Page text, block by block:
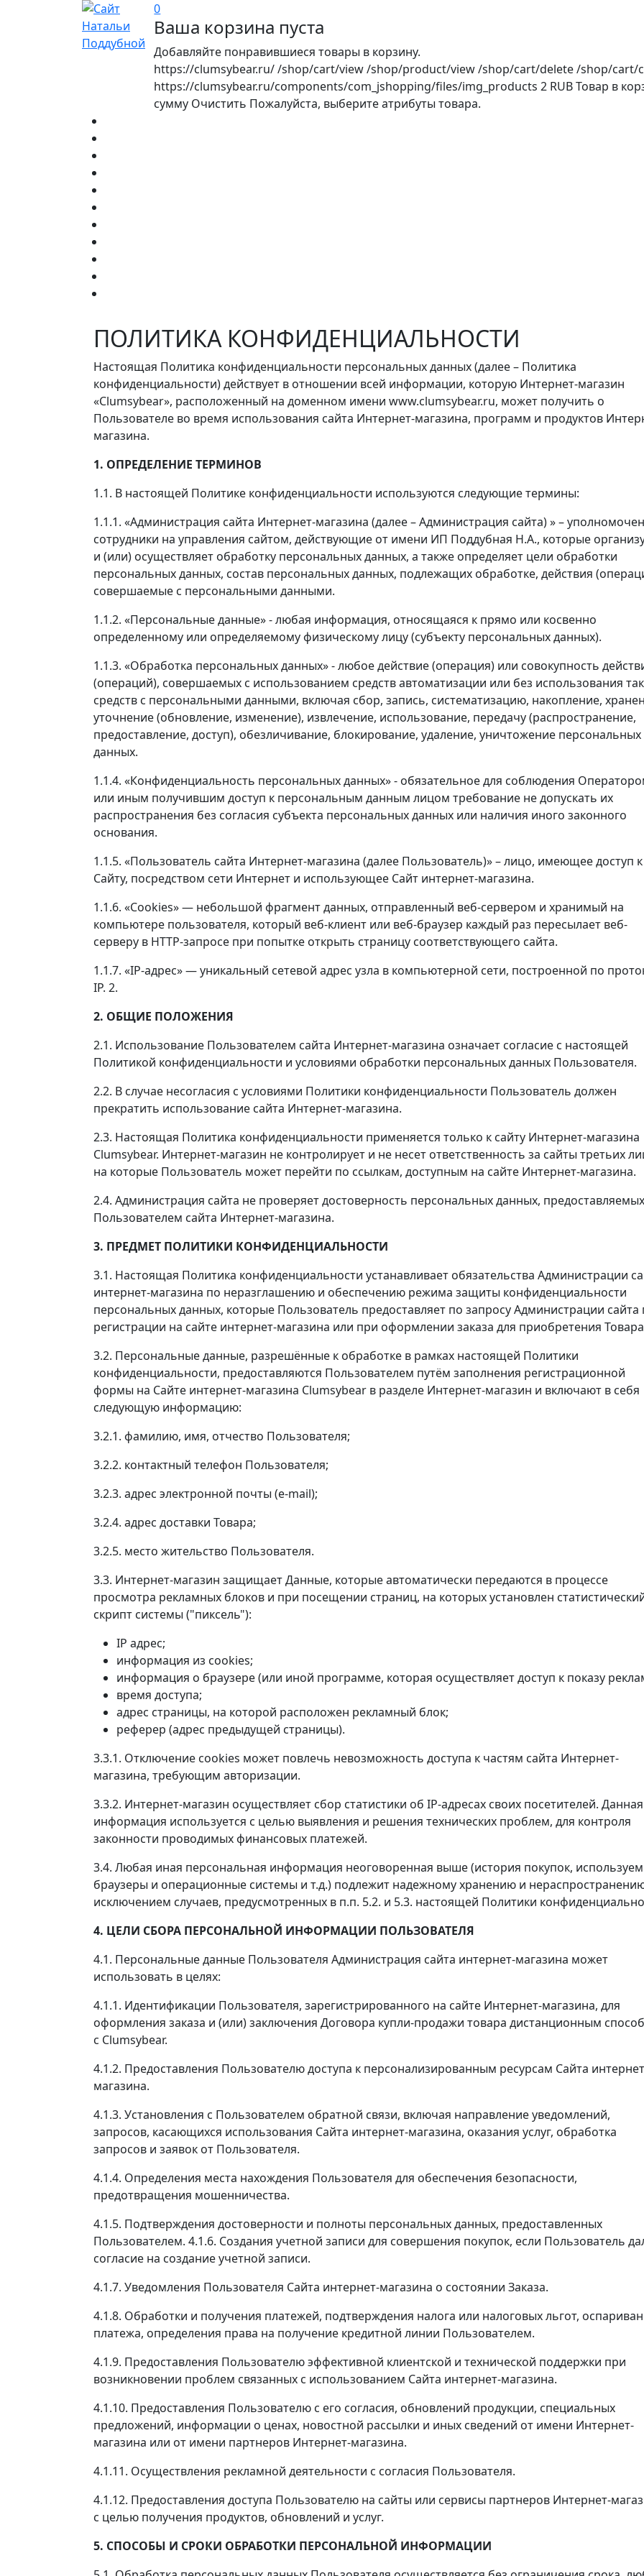
0
Ваша корзина пуста
Добавляйте понравившиеся товары в корзину.
https://clumsybear.ru//shop/cart/view/shop/product/view/shop/cart/delete/shop/cart/
https://clumsybear.ru/components/com_jshopping/files/img_products 2 RUBТовар в
сумму Очистить Пожалуйста, выберите атрибуты товара.
ПОЛИТИКА КОНФИДЕНЦИАЛЬНОСТИ
Настоящая Политика конфиденциальности персональных данных (далее – Политика
конфиденциальности) действует в отношении всей информации, которую Интернет-магазин
«Clumsybear», расположенный на доменном имени www.clumsybear.ru, может получить о
Пользователе во время использования сайта Интернет-магазина, программ и продуктов
магазина.
1. ОПРЕДЕЛЕНИЕ ТЕРМИНОВ
1.1. В настоящей Политике конфиденциальности используются следующие термины:
1.1.1. «Администрация сайта Интернет-магазина (далее – Администрация сайта) » –
сотрудники на управления сайтом, действующие от имени ИП Поддубная Н.А., которые
и (или) осуществляет обработку персональных данных, а также определяет цели обработки
персональных данных, состав персональных данных, подлежащих обработке, действия
совершаемые с персональными данными.
1.1.2. «Персональные данные» - любая информация, относящаяся к прямо или косвенно
определенному или определяемому физическому лицу (субъекту персональных данных).
1.1.3. «Обработка персональных данных» - любое действие (операция) или совокупность
(операций), совершаемых с использованием средств автоматизации или без использования
средств с персональными данными, включая сбор, запись, систематизацию, накопление,
уточнение (обновление, изменение), извлечение, использование, передачу (распространение,
предоставление, доступ), обезличивание, блокирование, удаление, уничтожение персональных
данных.
1.1.4. «Конфиденциальность персональных данных» - обязательное для соблюдения
или иным получившим доступ к персональным данным лицом требование не допускать их
распространения без согласия субъекта персональных данных или наличия иного законного
основания.
1.1.5. «Пользователь сайта Интернет-магазина (далее Пользователь)» – лицо, имеющее доступ к
Сайту, посредством сети Интернет и использующее Сайт интернет-магазина.
1.1.6. «Cookies» — небольшой фрагмент данных, отправленный веб-сервером и хранимый на
компьютере пользователя, который веб-клиент или веб-браузер каждый раз пересылает веб-
серверу в HTTP-запросе при попытке открыть страницу соответствующего сайта.
1.1.7. «IP-адрес» — уникальный сетевой адрес узла в компьютерной сети, построенной по
IP. 2.
2. ОБЩИЕ ПОЛОЖЕНИЯ
2.1. Использование Пользователем сайта Интернет-магазина означает согласие с настоящей
Политикой конфиденциальности и условиями обработки персональных данных Пользователя.
2.2. В случае несогласия с условиями Политики конфиденциальности Пользователь должен
прекратить использование сайта Интернет-магазина.
2.3. Настоящая Политика конфиденциальности применяется только к сайту Интернет-магазина
Clumsybear. Интернет-магазин не контролирует и не несет ответственность за сайты третьих
на которые Пользователь может перейти по ссылкам, доступным на сайте Интернет-магазина.
2.4. Администрация сайта не проверяет достоверность персональных данных, предоставляемых
Пользователем сайта Интернет-магазина.
3. ПРЕДМЕТ ПОЛИТИКИ КОНФИДЕНЦИАЛЬНОСТИ
3.1. Настоящая Политика конфиденциальности устанавливает обязательства Администрации
интернет-магазина по неразглашению и обеспечению режима защиты конфиденциальности
персональных данных, которые Пользователь предоставляет по запросу Администрации сайта
регистрации на сайте интернет-магазина или при оформлении заказа для приобретения
3.2. Персональные данные, разрешённые к обработке в рамках настоящей Политики
конфиденциальности, предоставляются Пользователем путём заполнения регистрационной
формы на Сайте интернет-магазина Clumsybear в разделе Интернет-магазин и включают в себя
следующую информацию:
3.2.1. фамилию, имя, отчество Пользователя;
3.2.2. контактный телефон Пользователя;
3.2.3. адрес электронной почты (e-mail);
3.2.4. адрес доставки Товара;
3.2.5. место жительство Пользователя.
3.3. Интернет-магазин защищает Данные, которые автоматически передаются в процессе
просмотра рекламных блоков и при посещении страниц, на которых установлен
скрипт системы ("пиксель"):
IP адрес;
информация из cookies;
информация о браузере (или иной программе, которая осуществляет доступ к показу
время доступа;
адрес страницы, на которой расположен рекламный блок;
реферер (адрес предыдущей страницы).
3.3.1. Отключение cookies может повлечь невозможность доступа к частям сайта Интернет-
магазина, требующим авторизации.
3.3.2. Интернет-магазин осуществляет сбор статистики об IP-адресах своих посетителей. Данная
информация используется с целью выявления и решения технических проблем, для контроля
законности проводимых финансовых платежей.
3.4. Любая иная персональная информация неоговоренная выше (история покупок,
браузеры и операционные системы и т.д.) подлежит надежному хранению и
исключением случаев, предусмотренных в п.п. 5.2. и 5.3. настоящей Политики
4. ЦЕЛИ СБОРА ПЕРСОНАЛЬНОЙ ИНФОРМАЦИИ ПОЛЬЗОВАТЕЛЯ
4.1. Персональные данные Пользователя Администрация сайта интернет-магазина может
использовать в целях:
4.1.1. Идентификации Пользователя, зарегистрированного на сайте Интернет-магазина, для
оформления заказа и (или) заключения Договора купли-продажи товара дистанционным
с Clumsybear.
4.1.2. Предоставления Пользователю доступа к персонализированным ресурсам Сайта
магазина.
4.1.3. Установления с Пользователем обратной связи, включая направление уведомлений,
запросов, касающихся использования Сайта интернет-магазина, оказания услуг, обработка
запросов и заявок от Пользователя.
4.1.4. Определения места нахождения Пользователя для обеспечения безопасности,
предотвращения мошенничества.
4.1.5. Подтверждения достоверности и полноты персональных данных, предоставленных
Пользователем. 4.1.6. Создания учетной записи для совершения покупок, если Пользователь
согласие на создание учетной записи.
4.1.7. Уведомления Пользователя Сайта интернет-магазина о состоянии Заказа.
4.1.8. Обработки и получения платежей, подтверждения налога или налоговых льгот,
платежа, определения права на получение кредитной линии Пользователем.
4.1.9. Предоставления Пользователю эффективной клиентской и технической поддержки при
возникновении проблем связанных с использованием Сайта интернет-магазина.
4.1.10. Предоставления Пользователю с его согласия, обновлений продукции, специальных
предложений, информации о ценах, новостной рассылки и иных сведений от имени Интернет-
магазина или от имени партнеров Интернет-магазина.
4.1.11. Осуществления рекламной деятельности с согласия Пользователя.
4.1.12. Предоставления доступа Пользователю на сайты или сервисы партнеров Интернет-
с целью получения продуктов, обновлений и услуг.
5. СПОСОБЫ И СРОКИ ОБРАБОТКИ ПЕРСОНАЛЬНОЙ ИНФОРМАЦИИ